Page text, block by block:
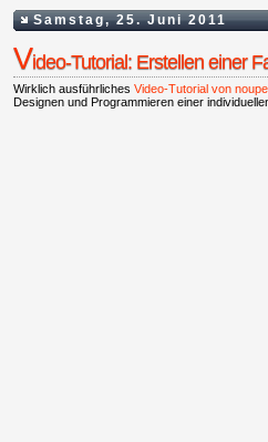
Samstag, 25. Juni 2011
Video-Tutorial: Erstellen einer
Wirklich ausführliches Video-Tutorial von noupe
Designen und Programmieren einer